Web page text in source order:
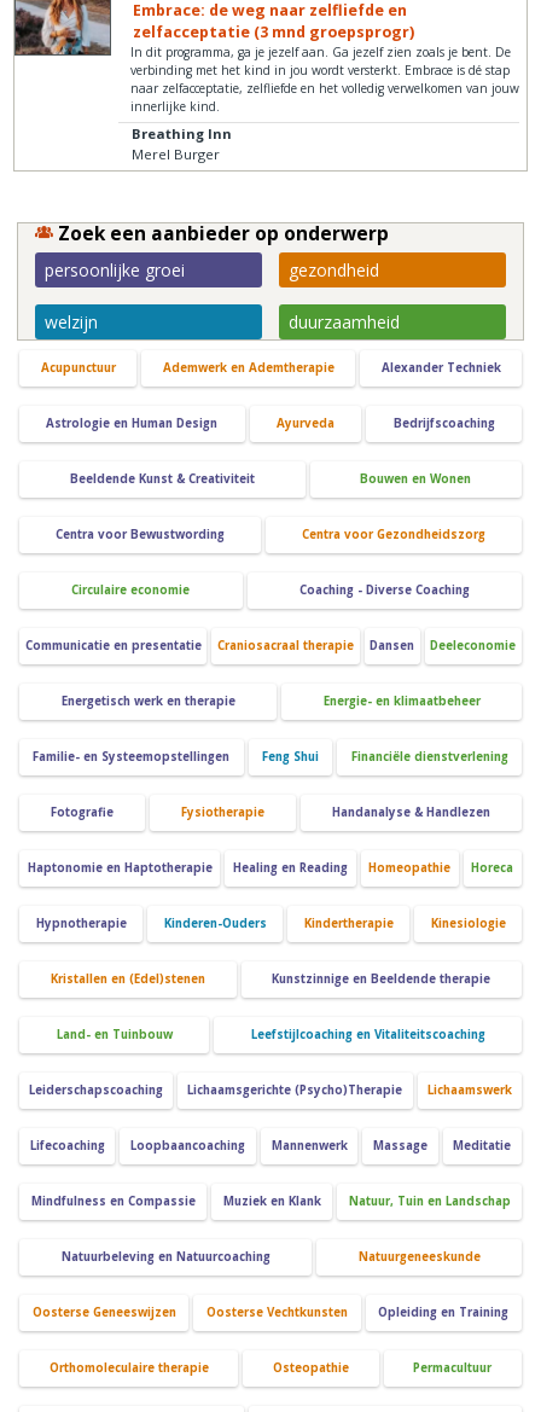
Embrace: de weg naar zelfliefde en
zelfacceptatie (3 mnd groepsprogr)
In dit programma, ga je jezelf aan. Ga jezelf zien zoals je bent. De
verbinding met het kind in jou wordt versterkt. Embrace is dé stap
naar zelfacceptatie, zelfliefde en het volledig verwelkomen van jouw
innerlijke kind.
Breathing Inn
Merel Burger
Zoek een aanbieder op onderwerp
persoonlijke groei gezondheid
welzijn duurzaamheid
Acupunctuur Ademwerk en Ademtherapie Alexander Techniek
Astrologie en Human Design Ayurveda Bedrijfscoaching
Beeldende Kunst & Creativiteit Bouwen en Wonen
Centra voor Bewustwording Centra voor Gezondheidszorg
Circulaire economie Coaching - Diverse Coaching
Communicatie en presentatie Craniosacraal therapie Dansen Deeleconomie
Energetisch werk en therapie Energie- en klimaatbeheer
Familie- en Systeemopstellingen Feng Shui Financiële dienstverlening
Fotografie Fysiotherapie Handanalyse & Handlezen
Haptonomie en Haptotherapie Healing en Reading Homeopathie Horeca
Hypnotherapie Kinderen-Ouders Kindertherapie Kinesiologie
Kristallen en (Edel)stenen Kunstzinnige en Beeldende therapie
Land- en Tuinbouw Leefstijlcoaching en Vitaliteitscoaching
Leiderschapscoaching Lichaamsgerichte (Psycho)Therapie Lichaamswerk
Lifecoaching Loopbaancoaching Mannenwerk Massage Meditatie
Mindfulness en Compassie Muziek en Klank Natuur, Tuin en Landschap
Natuurbeleving en Natuurcoaching Natuurgeneeskunde
Oosterse Geneeswijzen Oosterse Vechtkunsten Opleiding en Training
Orthomoleculaire therapie Osteopathie Permacultuur